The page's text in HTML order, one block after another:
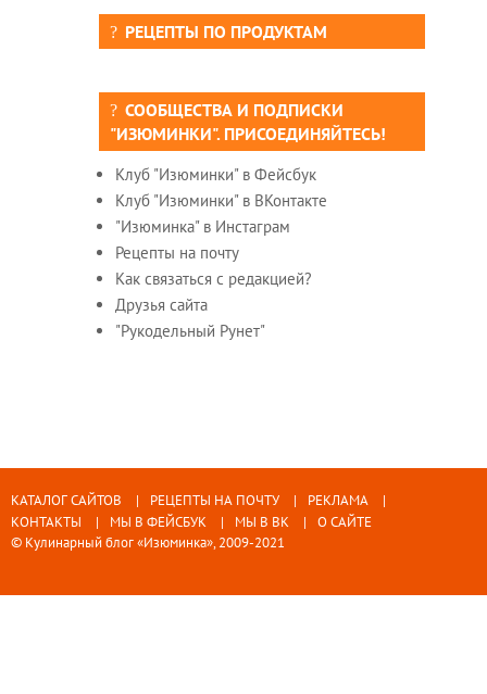
РЕЦЕПТЫ ПО ПРОДУКТАМ
СООБЩЕСТВА И ПОДПИСКИ
"ИЗЮМИНКИ". ПРИСОЕДИНЯЙТЕСЬ!
Клуб "Изюминки" в Фейсбук
Клуб "Изюминки" в ВКонтакте
"Изюминка" в Инстаграм
Рецепты на почту
Как связаться с редакцией?
Друзья сайта
"Рукодельный Рунет"
КАТАЛОГ САЙТОВ РЕЦЕПТЫ НА ПОЧТУ
РЕКЛАМА
КОНТАКТЫ
МЫ В ФЕЙСБУК МЫ В ВК
О САЙТЕ
© Кулинарный блог «Изюминка», 2009-2021